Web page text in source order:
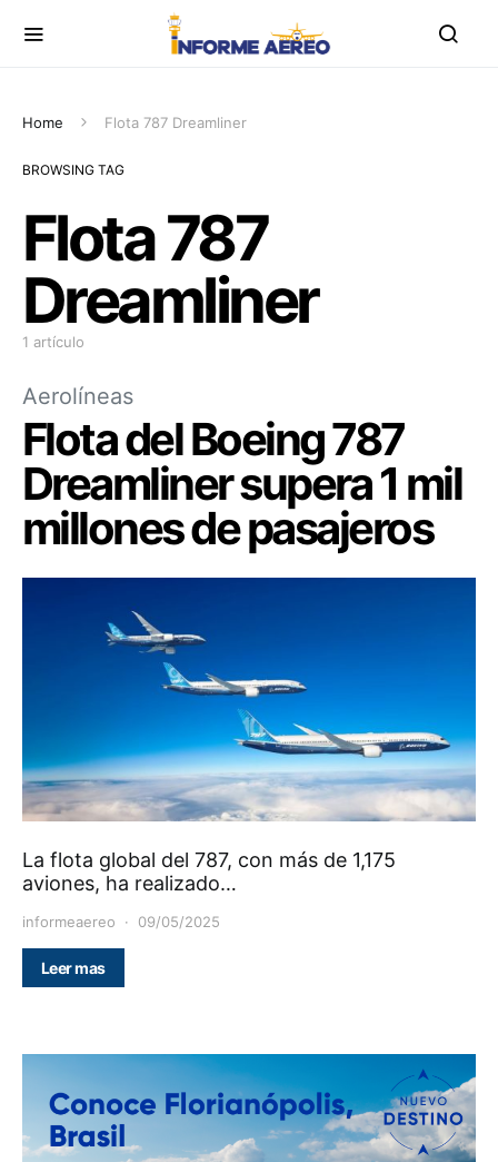
Home Flota 787 Dreamliner
BROWSING TAG
Flota 787
Dreamliner
1 artículo
Aerolíneas
Flota del Boeing 787
Dreamliner supera 1 mil
millones de pasajeros
La flota global del 787, con más de 1,175
aviones, ha realizado…
informeaereo 09/05/2025
Leer mas